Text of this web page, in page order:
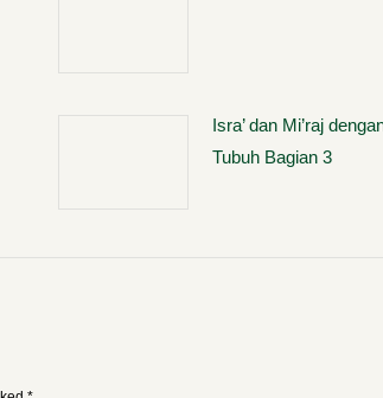
Isra’ dan Mi’raj
Tubuh Bagian 3